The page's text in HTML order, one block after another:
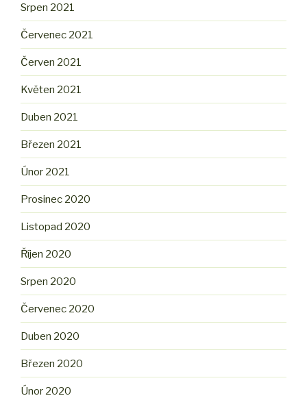
Srpen 2021
Červenec 2021
Červen 2021
Květen 2021
Duben 2021
Březen 2021
Únor 2021
Prosinec 2020
Listopad 2020
Říjen 2020
Srpen 2020
Červenec 2020
Duben 2020
Březen 2020
Únor 2020